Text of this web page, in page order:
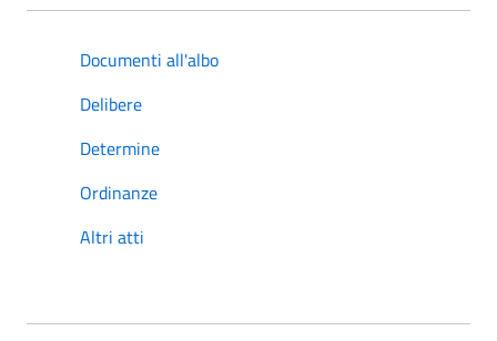
Documenti all'albo
Delibere
Determine
Ordinanze
Altri atti